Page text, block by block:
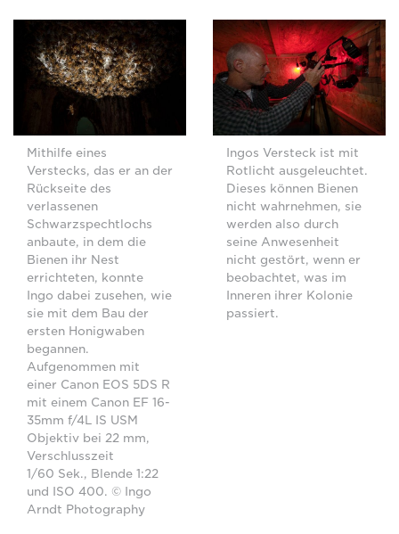
Mithilfe eines
Verstecks, das er an der
Rückseite des
verlassenen
Schwarzspechtlochs
anbaute, in dem die
Bienen ihr Nest
errichteten, konnte
Ingo dabei zusehen, wie
sie mit dem Bau der
ersten Honigwaben
begannen.
Aufgenommen mit
einer Canon EOS 5DS R
mit einem Canon EF 16-
35mm f/4L IS USM
Objektiv bei 22 mm,
Verschlusszeit
1/60 Sek., Blende 1:22
und ISO 400. © Ingo
Arndt Photography
Ingos Versteck ist mit
Rotlicht ausgeleuchtet.
Dieses können Bienen
nicht wahrnehmen, sie
werden also durch
seine Anwesenheit
nicht gestört, wenn er
beobachtet, was im
Inneren ihrer Kolonie
passiert.